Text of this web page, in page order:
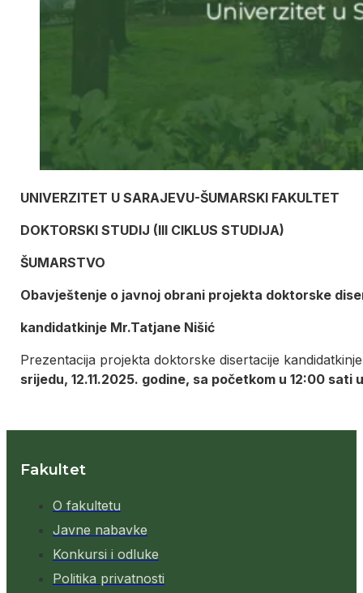
UNIVERZITET U SARAJEVU-ŠUMARSKI FAKULTET
DOKTORSKI STUDIJ (III CIKLUS STUDIJA)
ŠUMARSTVO
Obavještenje o javnoj obrani projekta doktorske
kandidatkinje Mr.Tatjane Nišić
Prezentacija projekta doktorske disertacije
srijedu, 12.11.2025. godine, sa početkom u 12:00
Fakultet
O fakultetu
Javne nabavke
Konkursi i odluke
Politika privatnosti